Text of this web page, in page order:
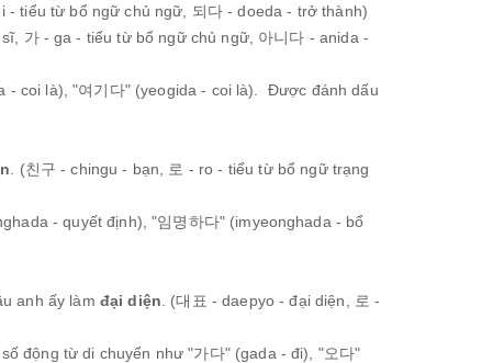
i - tiểu từ bổ ngữ chủ ngữ, 되다 - doeda - trở thành)
가 - ga - tiểu từ bổ ngữ chủ ngữ, 아니다 - anida -
- coi là), "여기다" (yeogida - coi là). Được đánh dấu
. (친구 - chingu - bạn, 로 - ro - tiểu từ bổ ngữ trạng
- quyết định), "임명하다" (imyeonghada - bổ
anh ấy làm đại diện . (대표 - daepyo - đại diện, 로 -
động từ di chuyển như "가다" (gada - đi), "오다"